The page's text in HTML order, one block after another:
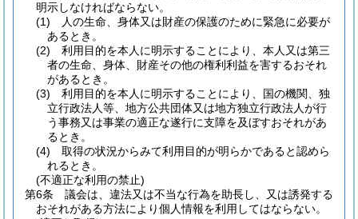
明示しなければならない。
(1)
人の生命、身体又は財産の保護のために緊急に必要が
あるとき。
(2)
利用目的を本人に明示することにより、本人又は第三
者の生命、身体、財産その他の権利利益を害するおそれ
があるとき。
(3)
利用目的を本人に明示することにより、国の機関、独
立行政法人等、地方公共団体又は地方独立行政法人が行
う事務又は事業の適正な遂行に支障を及ぼすおそれがあ
るとき。
(4)
取得の状況からみて利用目的が明らかであると認めら
れるとき。
(不適正な利用の禁止)
第6条
議会は、違法又は不当な行為を助長し、又は誘発する
おそれがある方法により個人情報を利用してはならない。